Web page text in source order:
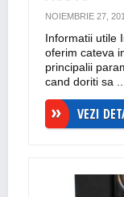
NOIEMBRIE 27,
Informatii utile
oferim cateva
principalii
cand doriti sa ...
VEZI